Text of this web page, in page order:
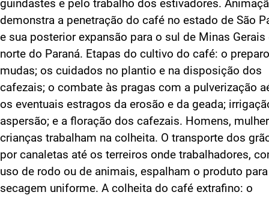
guindastes e pelo trabalho dos estivadores.
demonstra a penetração do café no estado de São
e sua posterior expansão para o sul de Minas Gerais
norte do Paraná. Etapas do cultivo do café: o
mudas; os cuidados no plantio e na disposição dos
cafezais; o combate às pragas com a pulverização
os eventuais estragos da erosão e da geada;
aspersão; e a floração dos cafezais. Homens,
crianças trabalham na colheita. O transporte dos
por canaletas até os terreiros onde trabalhadores,
uso de rodo ou de animais, espalham o produto
secagem uniforme. A colheita do café extrafino: o